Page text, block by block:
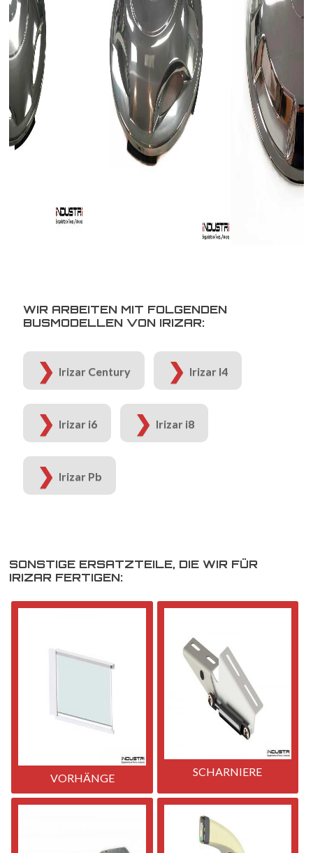
WIR ARBEITEN MIT FOLGENDEN
BUSMODELLEN VON IRIZAR:
Irizar Century Irizar I4
Irizar i6 Irizar i8
Irizar Pb
SONSTIGE ERSATZTEILE, DIE WIR FÜR
IRIZAR FERTIGEN:
VORHÄNGE SCHARNIERE